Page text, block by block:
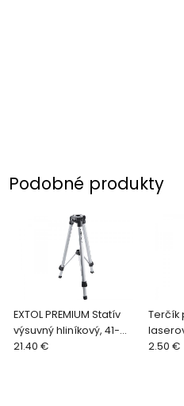
Podobné produkty
EXTOL PREMIUM Statív
výsuvný hliníkový, 41-
69,5cm, pre 8823906 -
21.40 €
Terčík
2.50 €